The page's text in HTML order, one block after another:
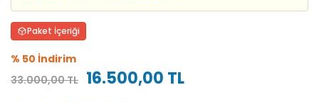
Paket İçeriği
% 50 İndirim
33.000,00 TL 16.500,00 TL